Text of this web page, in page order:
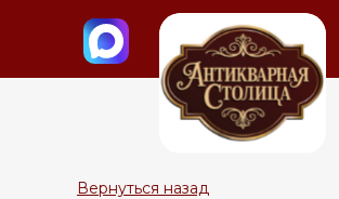
Вернуться назад